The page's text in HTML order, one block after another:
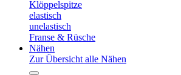
Klöppelspitze
elastisch
unelastisch
Franse & Rüsche
Nähen
Zur Übersicht alle Nähen